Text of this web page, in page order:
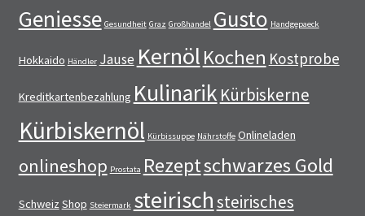
Geniesse Gesundheit Graz Großhandel Gusto Handgepaeck
Hokkaido Händler Jause KernölKochen Kostprobe
Kreditkartenbezahlung Kulinarik Kürbiskerne
Kürbiskernöl Kürbissuppe Nährstoffe Onlineladen
onlineshop Prostata Rezeptschwarzes Gold
Schweiz Shop Steiermark steirischsteirisches